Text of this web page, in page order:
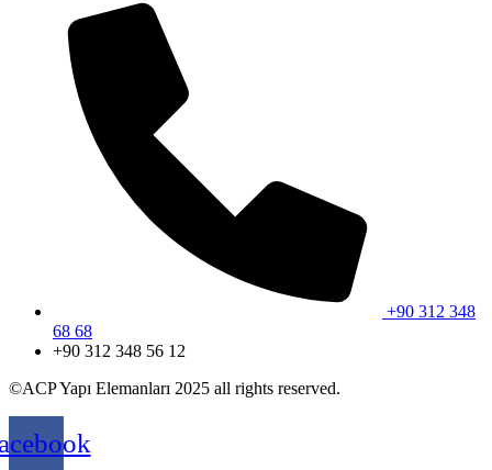
+90 312 348
68 68
+90 312 348 56 12
©ACP Yapı Elemanları 2025 all rights reserved.